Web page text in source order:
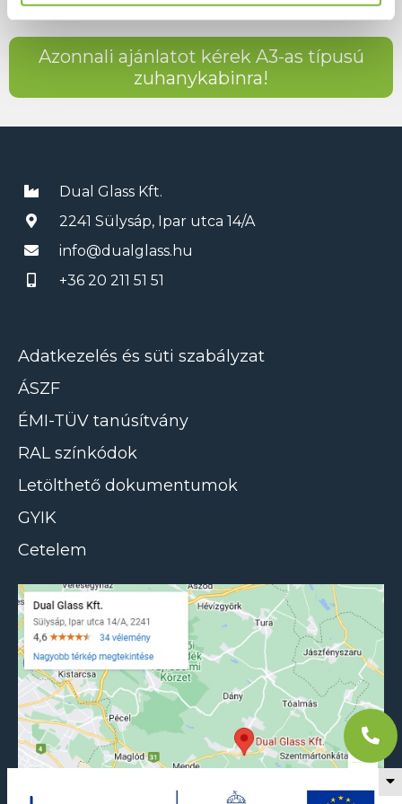
Azonnali ajánlatot kérek A3-as típusú
zuhanykabinra!
Dual Glass Kft.
2241 Sülysáp, Ipar utca 14/A
info@dualglass.hu
+36 20 211 51 51
Adatkezelés és süti szabályzat
ÁSZF
ÉMI-TÜV tanúsítvány
RAL színkódok
Letölthető dokumentumok
GYIK
Cetelem